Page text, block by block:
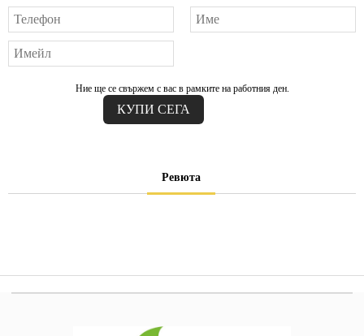
Ние ще се свържем с вас в рамките на работния ден.
Ревюта